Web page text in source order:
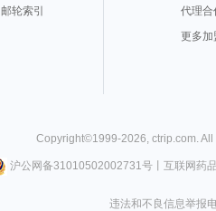
邮轮索引
代理合
更多加
Copyright©1999-2026 ctrip.com .
沪公网备31010502002731号丨 互联网药
违法和不良信息举报